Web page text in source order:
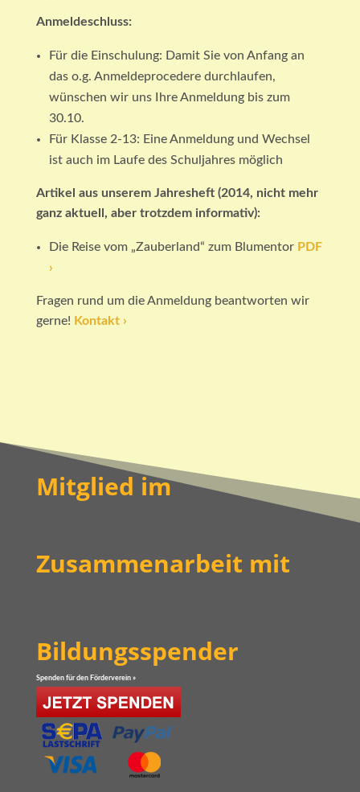
Anmeldeschluss:
Für die Einschulung: Damit Sie von Anfang an
das o.g. Anmeldeprocedere durchlaufen,
wünschen wir uns Ihre Anmeldung bis zum
30.10.
Für Klasse 2-13: Eine Anmeldung und Wechsel
ist auch im Laufe des Schuljahres möglich
Artikel aus unserem Jahresheft (2014, nicht mehr
ganz aktuell, aber trotzdem informativ):
Die Reise vom „Zauberland“ zum Blumentor PDF
›
Fragen rund um die Anmeldung beantworten wir
gerne! Kontakt ›
Mitglied im
Zusammenarbeit mit
Bildungsspender
Spenden für den Förderverein »